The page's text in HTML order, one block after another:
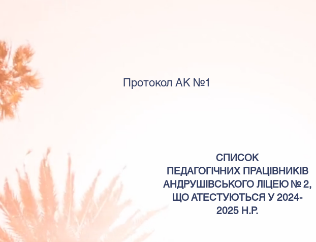
СПИСОК
ПЕДАГОГІЧНИХ ПРАЦІВНИКІВ
АНДРУШІВСЬКОГО ЛІЦЕЮ № 2,
ЩО АТЕСТУЮТЬСЯ У 2024-
2025 Н.Р.
Протокол АК №1